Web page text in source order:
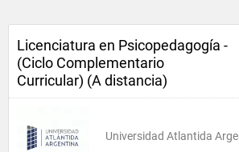
Licenciatura en Psicopedagogía -
(Ciclo Complementario
Curricular) (A distancia)
Universidad Atlantida